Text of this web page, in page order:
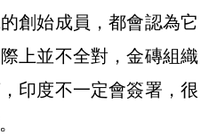
創始成員，都會認為它
上並不全對，金磚組織
印度不一定會簽署，很